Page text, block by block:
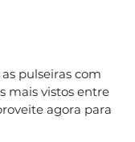
pulseiras com
mais vistos entre
agora para